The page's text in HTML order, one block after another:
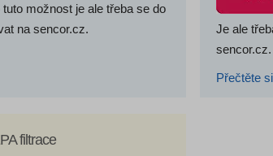
tuto možnost je ale třeba se do
na sencor.cz.
Je ale
sencor.cz.
Přečtěte
filtrace